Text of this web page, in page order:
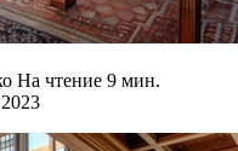
На чтение 9 мин.